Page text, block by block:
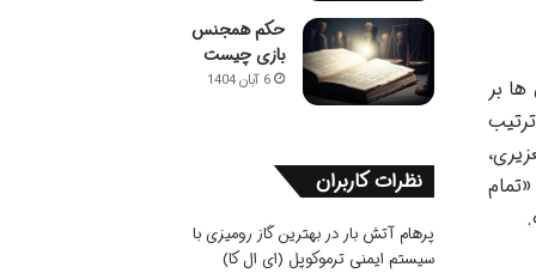
بر
به «تمام
حکم همجنس
بازی چیست
6 آبان 1404
نظرات کاربران
پرهام آتش بار در بهترین گاز رومیزی با
سیستم ایمنی ترموکوپل (ای ال کا)